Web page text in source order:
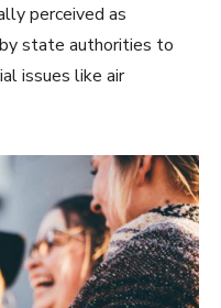
perceived as
state authorities to
issues like air